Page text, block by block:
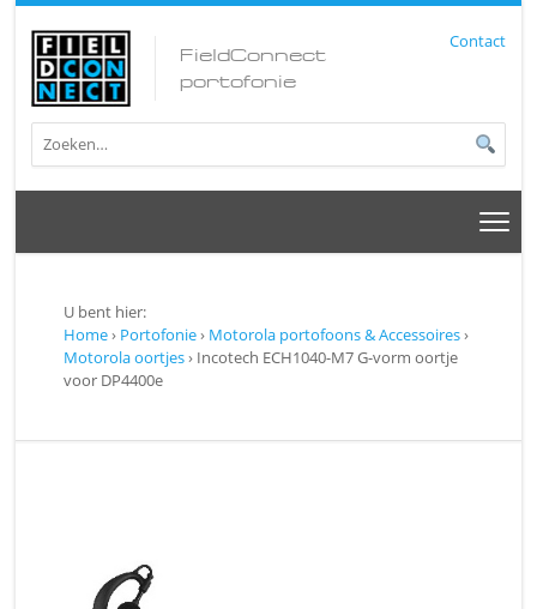
FieldConnect
portofonie
Contact
U bent hier:
Home› Portofonie› Motorola portofoons & Accessoires›
Motorola oortjes› Incotech ECH1040-M7 G-vorm oortje
voor DP4400e